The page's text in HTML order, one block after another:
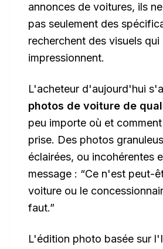
annonces de voitures, ils
pas seulement des
recherchent des visuels qui
impressionnent.
L'acheteur d'aujourd'hui
photos de voiture de
peu importe où et
prise. Des photos
éclairées, ou incohérentes
message : “Ce n'est peut-
voiture ou le
faut.”
L'édition photo basée sur